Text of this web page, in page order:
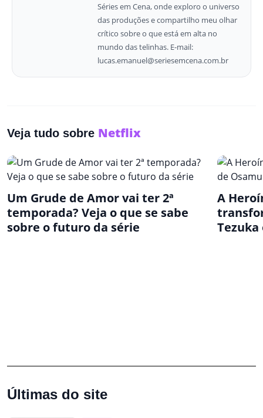
Séries em Cena, onde exploro o universo
das produções e compartilho meu olhar
crítico sobre o que está em alta no
mundo das telinhas. E-mail:
lucas.emanuel@seriesemcena.com.br
Veja tudo sobre Netflix
Um Grude de Amor vai ter 2ª
temporada? Veja o que se sabe
sobre o futuro da série
A
Últimas do site